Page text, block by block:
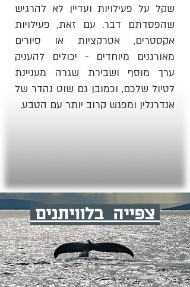
שקל על פעילויות ועדיין לא להרגיש
שהפסדתם דבר. עם זאת, פעילויות
אקסטרים, אטרקציות או סיורים
מאורגנים מיוחדים - יכולים להעניק
ערך מוסף ושבירת שגרה מעניינת
לטיול שלכם, וכמובן גם שוט נהדר של
אנדרנלין ומפגש קרוב יותר עם הטבע.
צפייה בלוויתנים